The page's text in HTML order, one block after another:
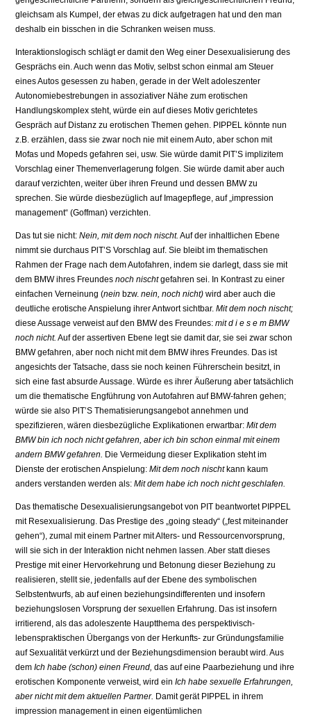
gleichsam als Kumpel, der etwas zu dick aufgetragen hat und den man
deshalb ein bisschen in die Schranken weisen muss.
Interaktionslogisch schlägt er damit den Weg einer Desexualisierung des
Gesprächs ein. Auch wenn das Motiv, selbst schon einmal am Steuer
eines Autos gesessen zu haben, gerade in der Welt adoleszenter
Autonomiebestrebungen in assoziativer Nähe zum eroti­schen
Handlungskomplex steht, würde ein auf dieses Motiv gerichtetes
Gespräch auf Dis­tanz zu erotischen Themen gehen. PIPPEL könnte nun
z.B. erzählen, dass sie zwar noch nie mit einem Auto, aber schon mit
Mofas und Mopeds gefahren sei, usw. Sie würde da­mit PlT’S implizitem
Vorschlag einer Themenverlagerung folgen. Sie würde damit aber auch
darauf verzichten, weiter über ihren Freund und dessen BMW zu
sprechen. Sie wür­de diesbezüglich auf Imagepflege, auf „impression
management“ (Goffman) verzichten.
Das tut sie nicht: Nein, mit dem noch nischt. Auf der inhaltlichen Ebene
nimmt sie durch­aus PlT’S Vorschlag auf. Sie bleibt im thematischen
Rahmen der Frage nach dem Auto­fahren, indem sie darlegt, dass sie mit
dem BMW ihres Freundes noch nischtgefahren sei. In Kontrast zu einer
einfachen Verneinung (nein bzw. nein, noch nicht) wird aber auch die
deutliche erotische Anspielung ihrer Antwort sichtbar. Mit dem noch nischt;
diese Aussage verweist auf den BMW des Freundes: mit d i e s e m BMW
noch nicht. Auf der assertiven Ebene legt sie damit dar, sie sei zwar schon
BMW gefahren, aber noch nicht mit dem BMW ihres Freundes. Das ist
angesichts der Tatsache, dass sie noch keinen Führerschein besitzt, in
sich eine fast absurde Aussage. Würde es ihrer Äußerung aber tatsächlich
um die thematische Engführung von Autofahren auf BMW-fahren gehen;
wür­de sie also PlT’S Thematisierungsangebot annehmen und
spezifizieren, wären diesbezüg­liche Explikationen erwartbar: Mit dem
BMW bin ich noch nicht gefahren, aber ich bin schon einmal mit einem
andern BMW gefahren. Die Vermeidung dieser Explikation steht im
Dienste der erotischen Anspielung: Mit dem noch nischtkann kaum
anders verstanden werden als: Mit dem habe ich noch nicht geschlafen.
Das thematische Desexualisierungsangebot von PIT beantwortet PIPPEL
mit Resexualisierung. Das Prestige des „going steady“ („fest miteinander
gehen“), zumal mit einem Part­ner mit Alters- und Ressourcenvorsprung,
will sie sich in der Interaktion nicht nehmen las­sen. Aber statt dieses
Prestige mit einer Hervorkehrung und Betonung dieser Beziehung zu
realisieren, stellt sie, jedenfalls auf der Ebene des symbolischen
Selbstentwurfs, ab auf einen beziehungsindifferenten und insofern
beziehungslosen Vorsprung der sexuellen Er­fahrung. Das ist insofern
irritierend, als das adoleszente Hauptthema des perspektivisch-
lebenspraktischen Übergangs von der Herkunfts- zur Gründungsfamilie
auf Sexualität verkürzt und der Beziehungsdimension beraubt wird. Aus
dem Ich habe (schon) einen Freund, das auf eine Paarbeziehung und ihre
erotischen Komponente verweist, wird einIch habe sexuelle Erfahrungen,
aber nicht mit dem aktuellen Partner. Damit gerät PIPPEL in ihrem
impression management in einen eigentümlichen